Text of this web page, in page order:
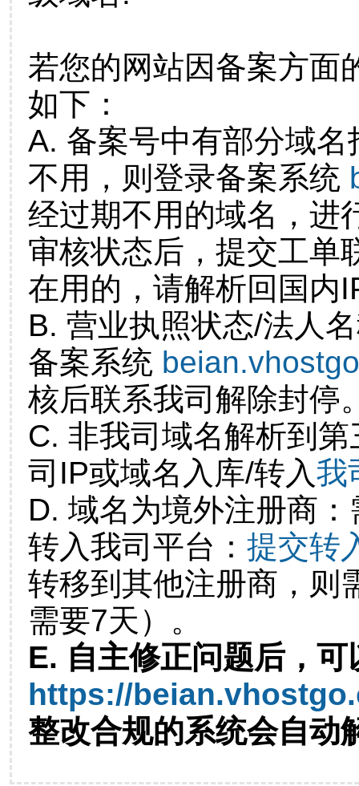
若您的网站因备案方面
如下：
A. 备案号中有部分域
不用，则登录备案系统
经过期不用的域名，进
审核状态后，提交工单
在用的，请解析回国内
B. 营业执照状态/法人
备案系统
核后联系我司解除封停
C. 非我司域名解析到
司IP或域名入库/转入我
D. 域名为境外注册商
转入我司平台： 提交转
转移到其他注册商，则
需要7天）。
E. 自主修正问题后，可
https://
整改合规的系统会自动